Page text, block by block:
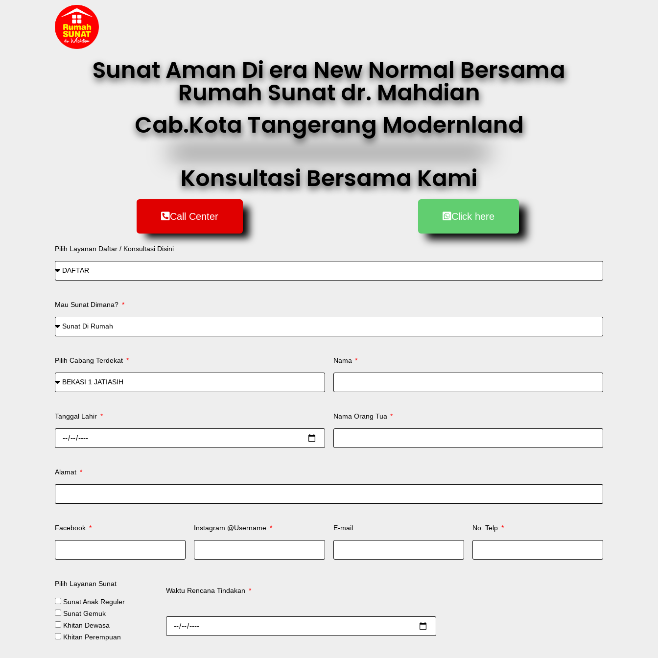
Sunat Aman Di era New Normal Bersama
Rumah Sunat dr. Mahdian
Cab.Kota Tangerang Modernland
Konsultasi Bersama Kami
Call Center Click here
Pilih Layanan Daftar / Konsultasi Disini
Mau Sunat Dimana?
Pilih Cabang Terdekat Nama
Tanggal Lahir Nama Orang Tua
Alamat
Facebook Instagram @Username E-mail No. Telp
Pilih Layanan Sunat
Sunat Anak Reguler
Sunat Gemuk
Khitan Dewasa
Khitan Perempuan
Waktu Rencana Tindakan